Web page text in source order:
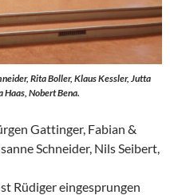
Rita Boller, Klaus Kessler, Jutta
Haas, Nobert Bena.
Gattinger, Fabian &
Schneider, Nils Seibert,
Rüdiger eingesprungen